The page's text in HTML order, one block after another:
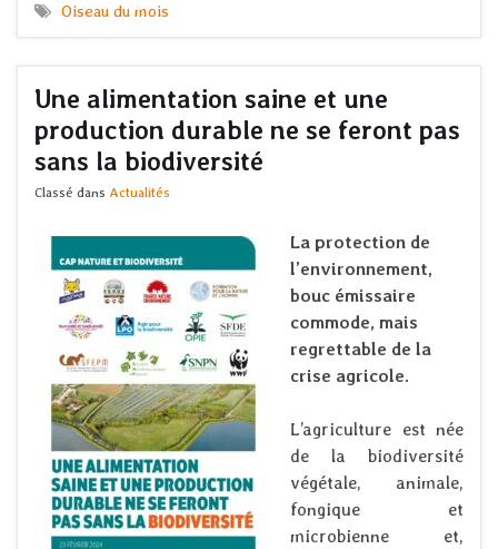
Oiseau du mois
Une alimentation saine et une
production durable ne se feront pas
sans la biodiversité
Classé dans Actualités
La protection de
l’environnement,
bouc émissaire
commode, mais
regrettable de la
crise agricole.
L’agriculture est née
de la biodiversité
végétale, animale,
fongique et
microbienne et,